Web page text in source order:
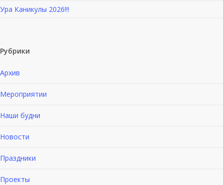
Ура Каникулы 2026!!!
Рубрики
Архив
Мероприятии
Наши будни
Новости
Праздники
Проекты